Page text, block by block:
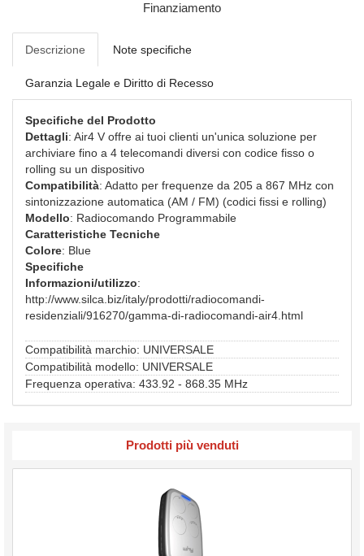
Finanziamento
Descrizione Note specifiche
Garanzia Legale e Diritto di Recesso
Specifiche del Prodotto
Dettagli: Air4 V offre ai tuoi clienti un'unica soluzione per
archiviare fino a 4 telecomandi diversi con codice fisso o
rolling su un dispositivo
Compatibilità: Adatto per frequenze da 205 a 867 MHz con
sintonizzazione automatica (AM / FM) (codici fissi e rolling)
Modello: Radiocomando Programmabile
Caratteristiche Tecniche
Colore: Blue
Specifiche
Informazioni/utilizzo:
http://www.silca.biz/italy/prodotti/radiocomandi-
residenziali/916270/gamma-di-radiocomandi-air4.html
Compatibilità marchio: UNIVERSALE
Compatibilità modello: UNIVERSALE
Frequenza operativa: 433.92 - 868.35 MHz
Prodotti più venduti